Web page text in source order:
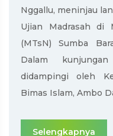
Nggallu, meninjau
Ujian Madrasah di
(MTsN) Sumba
Dalam
didampingi oleh
Bimas Islam, Ambo
Selengkapnya